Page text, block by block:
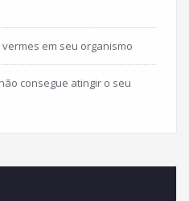
em seu organismo
consegue atingir o seu